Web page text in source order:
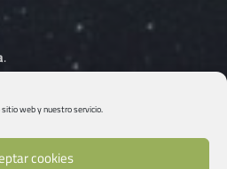
web y nuestro servicio.
cookies
.
.